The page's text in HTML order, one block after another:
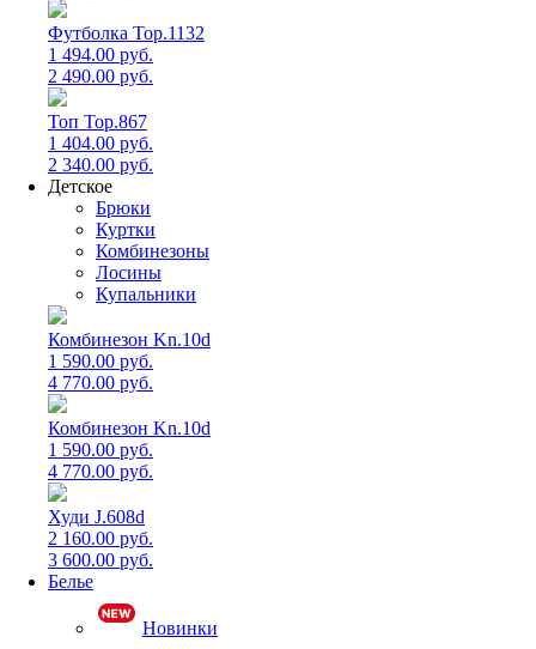
Футболка Top.1132
1 494.00 руб.
2 490.00 руб.
Топ Top.867
1 404.00 руб.
2 340.00 руб.
Детское
Брюки
Куртки
Комбинезоны
Лосины
Купальники
Комбинезон Kn.10d
1 590.00 руб.
4 770.00 руб.
Комбинезон Kn.10d
1 590.00 руб.
4 770.00 руб.
Худи J.608d
2 160.00 руб.
3 600.00 руб.
Белье
Новинки